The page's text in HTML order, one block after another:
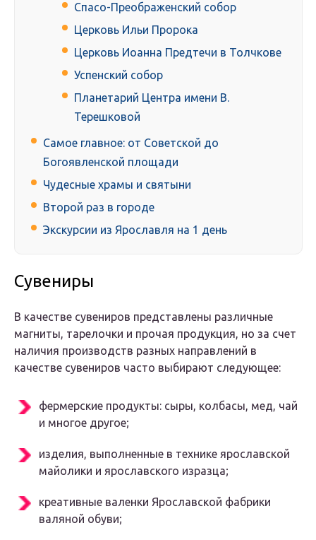
Спасо-Преображенский собор
Церковь Ильи Пророка
Церковь Иоанна Предтечи в Толчкове
Успенский собор
Планетарий Центра имени В.
Терешковой
Самое главное: от Советской до
Богоявленской площади
Чудесные храмы и святыни
Второй раз в городе
Экскурсии из Ярославля на 1 день
Сувениры
В качестве сувениров представлены различные
магниты, тарелочки и прочая продукция, но за счет
наличия производств разных направлений в
качестве сувениров часто выбирают следующее:
фермерские продукты: сыры, колбасы, мед, чай
и многое другое;
изделия, выполненные в технике ярославской
майолики и ярославского изразца;
креативные валенки Ярославской фабрики
валяной обуви;